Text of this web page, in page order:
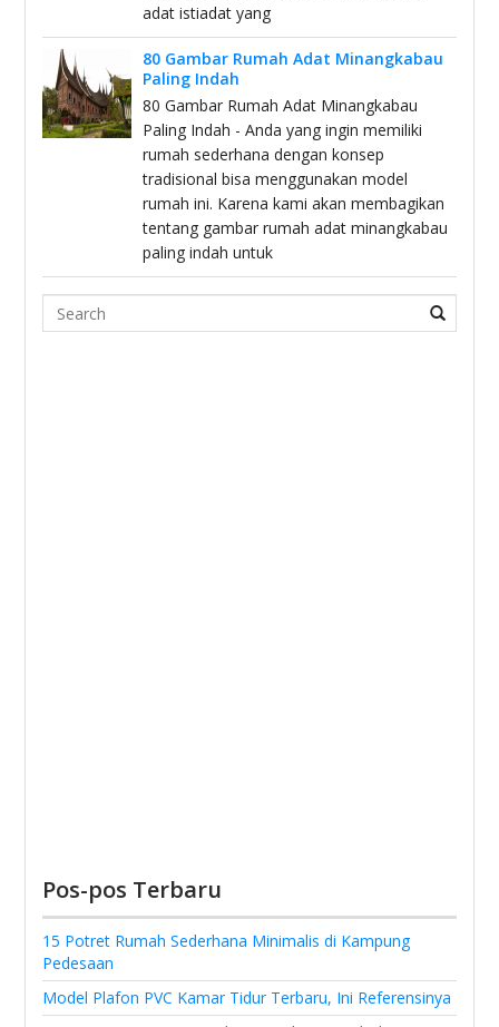
adat istiadat yang
80 Gambar Rumah Adat Minangkabau
Paling Indah
80 Gambar Rumah Adat Minangkabau
Paling Indah - Anda yang ingin memiliki
rumah sederhana dengan konsep
tradisional bisa menggunakan model
rumah ini. Karena kami akan membagikan
tentang gambar rumah adat minangkabau
paling indah untuk
Search
Pos-pos Terbaru
15 Potret Rumah Sederhana Minimalis di Kampung
Pedesaan
Model Plafon PVC Kamar Tidur Terbaru, Ini Referensinya